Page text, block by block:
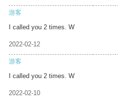
游客
I called you 2 times. W
2022-02-12
游客
I called you 2 times. W
2022-02-10